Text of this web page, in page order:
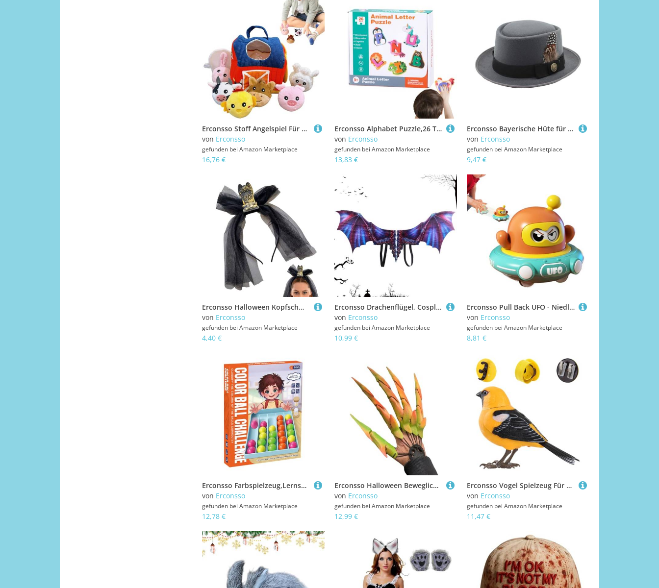
Erconsso Stoff Angelspiel Für Kleinkinder | Angelrute Spielzeug Mit Stapelbechern | Vorschule Lernaktivitäten Für Eltern-Kind-Interaktion Familienzeit Klassenzimmer Reisen Auto Zuhause
von Erconsso
gefunden bei Amazon Marketplace
16,76 €
Erconsso Alphabet Puzzle,26 Teile Alphabet Tier Puzzle - Zuordnungsspiel, Lernspielzeug für Vorschule, Heimunterricht, Reisen, Kindergarten und frühe Kindheit
von Erconsso
gefunden bei Amazon Marketplace
13,83 €
Erconsso Bayerische Hüte für Männer, Oktoberfest-Outfits Hut | Oktoberfest-Hüte für Herren | Oktoberfest-Outfits für Damen, Oktoberfest-Kostümzubehör mit Federn, Emblemen, für das Oktoberfest,
von Erconsso
gefunden bei Amazon Marketplace
9,47 €
Erconsso Halloween Kopfschmuck, Gothic Cosplay Grabstein Haarreif Für Damen, Horror Halloween Kostümzubehör Haarspange Für Karneval Maskenbälle Cosplay
von Erconsso
gefunden bei Amazon Marketplace
4,40 €
Erconsso Drachenflügel, Cosplay Flügel, Vliesstoff Kinderkostüm Zubehör für Tier Motive Karneval Faschingsparty
von Erconsso
gefunden bei Amazon Marketplace
10,99 €
Erconsso Pull Back UFO - Niedliches Raketenschiff Ziehfahrzeug Hüpfspielzeug | Interaktives Lernspielzeug Für Drinnen Mädchen Kleinkinder Kindergeburtstag Garten Wohnzimmer Vorschulspielplatz
von Erconsso
gefunden bei Amazon Marketplace
8,81 €
Erconsso Farbspielzeug,Lernspielzeug Mit Sensorik Für Kinder Und Erwachsene | Lern-Gadgets und Sinnes-Fidget-Aktivitäten für Reisen Spielkorb Kindergarten Ferien Weihnachtsstrumpf Ostern und
von Erconsso
gefunden bei Amazon Marketplace
12,78 €
Erconsso Halloween Bewegliche Finger | 3D-Gedruckte Flexible Fingerverlängerungen,Leichtes Wiederverwendbares Krallendekor für Gruselpartys Türen Wände Fenster
von Erconsso
gefunden bei Amazon Marketplace
12,99 €
Erconsso Vogel Spielzeug Für Kinder,Kinder Vogel Spielzeug Für Kleinkinder - Realistischer Sprechender Elektronischer Schreibtisch Haustier Für Sensorisches Spiel Geburtstag Zimmer Deko
von Erconsso
gefunden bei Amazon Marketplace
11,47 €